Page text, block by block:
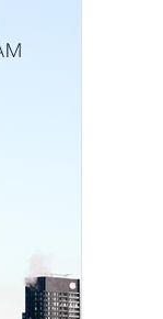
Rakor